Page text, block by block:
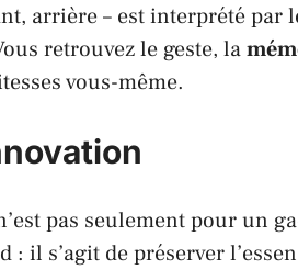
arrière – est interprété par
retrouvez le geste, la
vous-même.
pas seulement pour un
il s’agit de préserver